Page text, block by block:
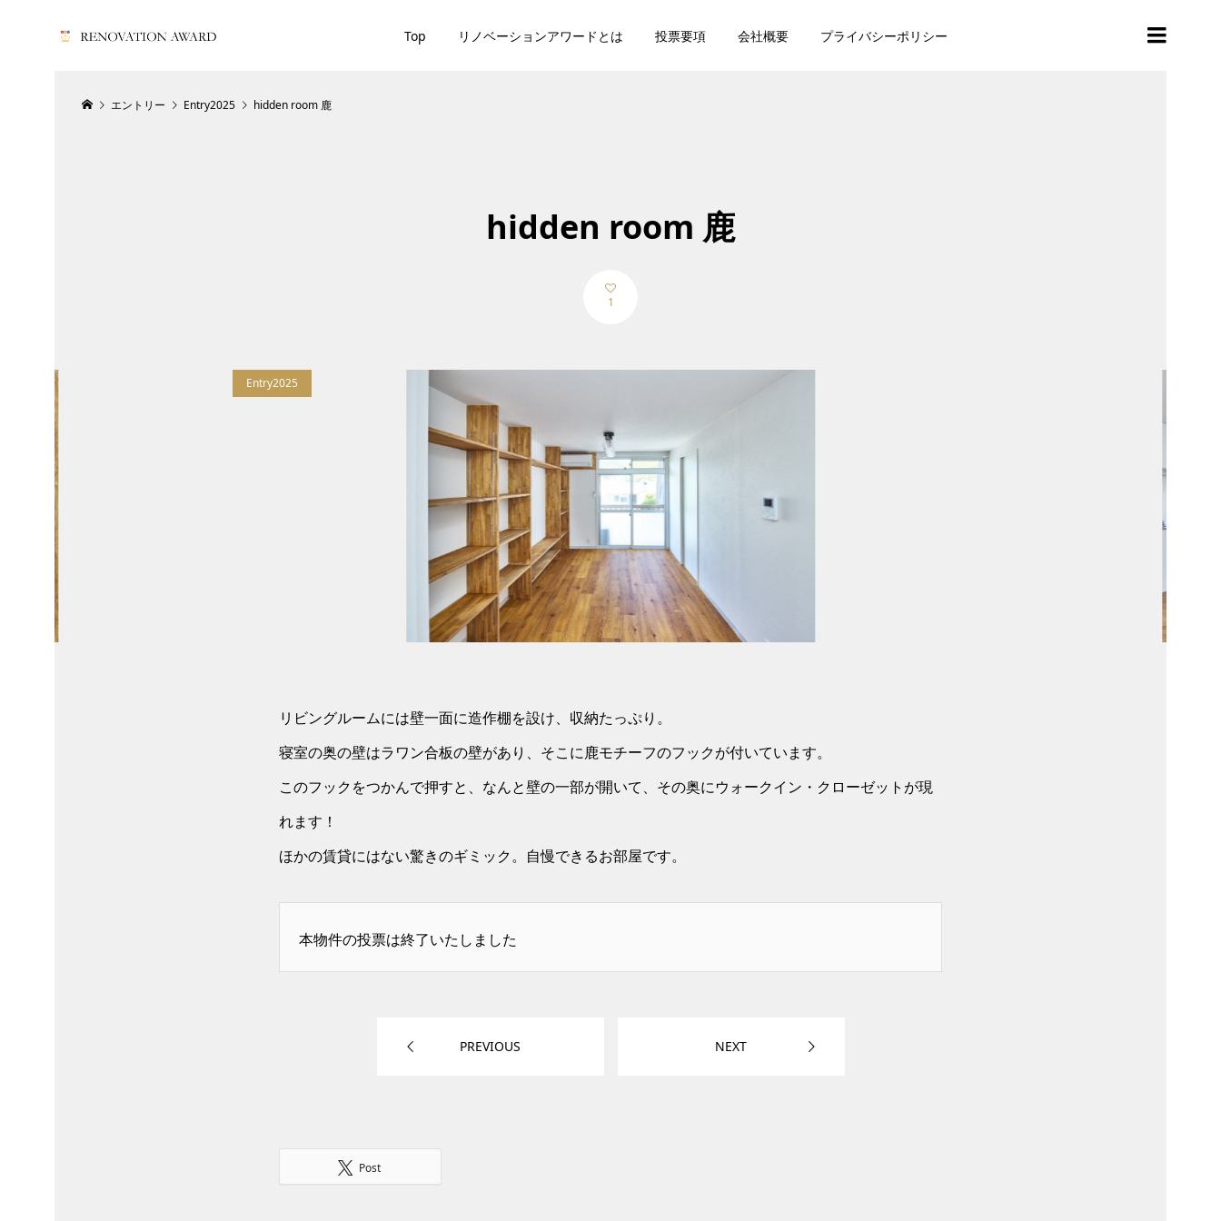
Top リノベーションアワードとは 投票要項 会社概要 プライバシーポリシー
エントリー Entry2025 hidden room 鹿
hidden room 鹿
1
Entry2025
リビングルームには壁一面に造作棚を設け、収納たっぷり。
寝室の奥の壁はラワン合板の壁があり、そこに鹿モチーフのフックが付いています。
このフックをつかんで押すと、なんと壁の一部が開いて、その奥にウォークイン・クローゼットが現
れます！
ほかの賃貸にはない驚きのギミック。自慢できるお部屋です。
本物件の投票は終了いたしました
PREVIOUS NEXT
Post